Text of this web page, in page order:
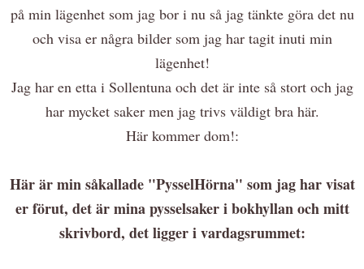
på min lägenhet som jag bor i nu så jag tänkte göra det nu
och visa er några bilder som jag har tagit inuti min
lägenhet!
Jag har en etta i Sollentuna och det är inte så stort och jag
har mycket saker men jag trivs väldigt bra här.
Här kommer dom!:
Här är min såkallade "PysselHörna" som jag har visat
er förut, det är mina pysselsaker i bokhyllan och mitt
skrivbord, det ligger i vardagsrummet: